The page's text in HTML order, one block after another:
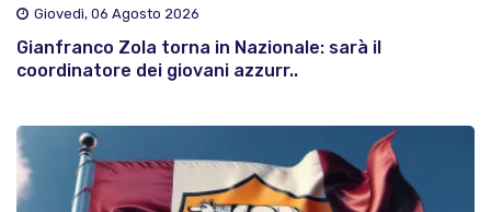
Giovedì, 06 Agosto 2026
Gianfranco Zola torna in Nazionale: sarà il
coordinatore dei giovani azzurr..